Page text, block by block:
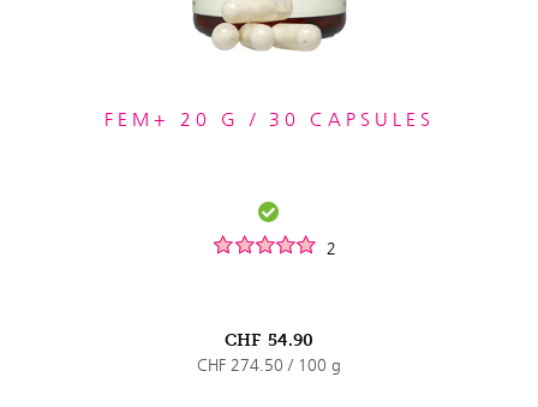
FEM+ 20 G / 30 CAPSULES
2
CHF 54.90
CHF 274.50 / 100 g